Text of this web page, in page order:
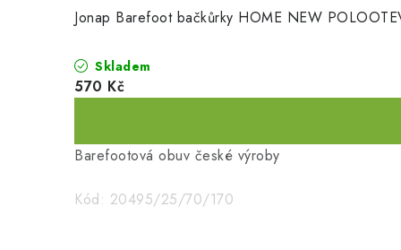
Jonap Barefoot bačkůrky HOME NEW
Skladem
570 Kč
Barefootová obuv české výroby
Kód: 20495/25/70/170